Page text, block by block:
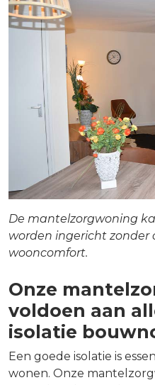
De mantelzorgwoning
worden ingericht zonder
wooncomfort.
Onze
voldoen aan
isolatie
Een goede isolatie is
wonen. Onze